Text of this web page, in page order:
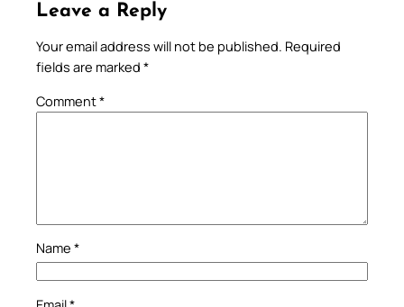
Leave a Reply
Your email address will not be published. Required
fields are marked *
Comment*
Name *